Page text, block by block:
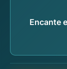
Encante